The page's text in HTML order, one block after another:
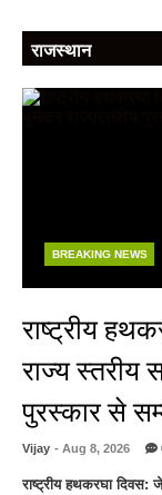
राजस्थान
BREAKING NEWS
राष्ट्रीय
राज्य स्तरीय
पुरस्कार से
Vijay - Aug 8, 2026
राष्ट्रीय हथकरघा दिवस: